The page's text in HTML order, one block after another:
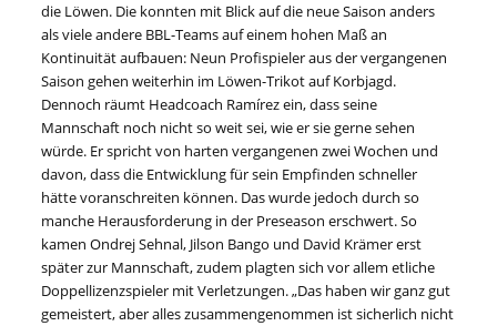
die Löwen. Die konnten mit Blick auf die neue Saison anders
als viele andere BBL-Teams auf einem hohen Maß an
Kontinuität aufbauen: Neun Profispieler aus der vergangenen
Saison gehen weiterhin im Löwen-Trikot auf Korbjagd.
Dennoch räumt Headcoach Ramírez ein, dass seine
Mannschaft noch nicht so weit sei, wie er sie gerne sehen
würde. Er spricht von harten vergangenen zwei Wochen und
davon, dass die Entwicklung für sein Empfinden schneller
hätte voranschreiten können. Das wurde jedoch durch so
manche Herausforderung in der Preseason erschwert. So
kamen Ondrej Sehnal, Jilson Bango und David Krämer erst
später zur Mannschaft, zudem plagten sich vor allem etliche
Doppellizenzspieler mit Verletzungen. „Das haben wir ganz gut
gemeistert, aber alles zusammengenommen ist sicherlich nicht